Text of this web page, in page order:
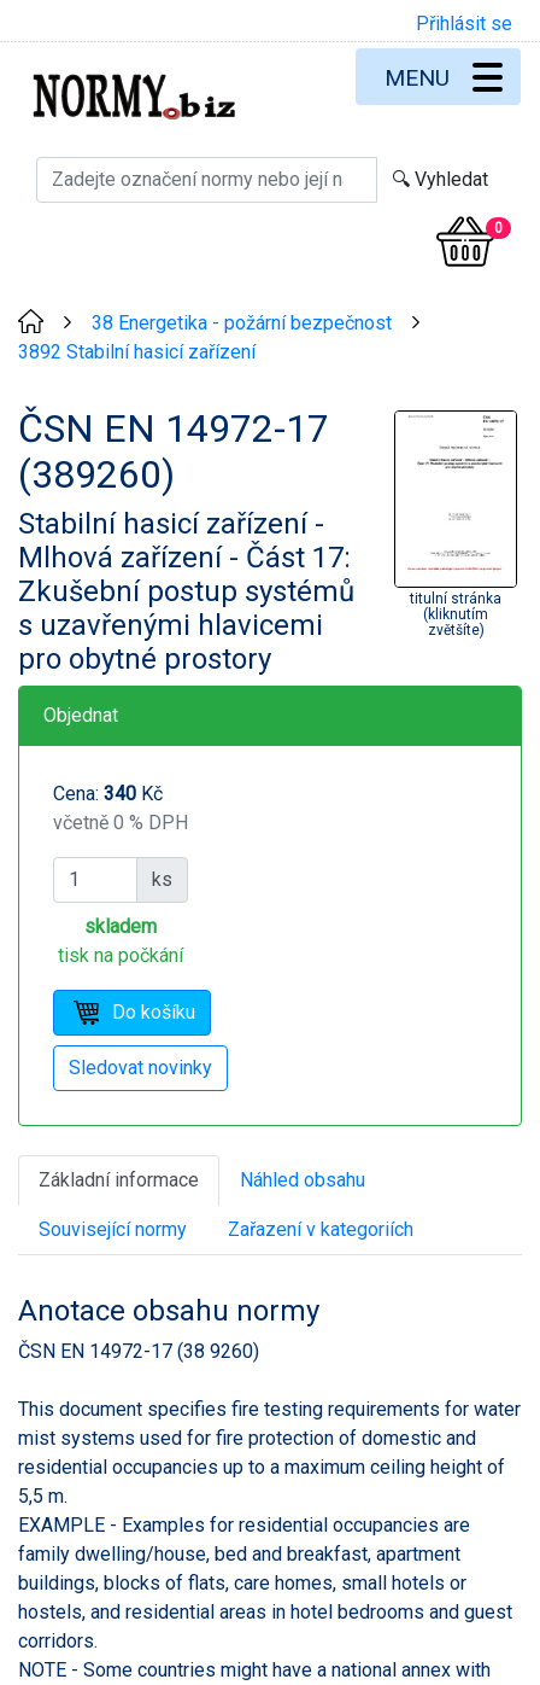
Přihlásit se
0
MENU
38 Energetika - požární bezpečnost
3892 Stabilní hasicí zařízení
ČSN EN 14972-17
(389260)
Stabilní hasicí zařízení -
Mlhová zařízení - Část 17:
Zkušební postup systémů
s uzavřenými hlavicemi
pro obytné prostory
titulní stránka
(kliknutím
zvětšíte)
Objednat
Cena: 340 Kč
včetně 0 % DPH
ks
skladem
tisk na počkání
Základní informace Náhled obsahu
Související normy Zařazení v kategoriích
Anotace obsahu normy
ČSN EN 14972-17 (38 9260)
This document specifies fire testing requirements for water
mist systems used for fire protection of domestic and
residential occupancies up to a maximum ceiling height of
5,5 m.
EXAMPLE - Examples for residential occupancies are
family dwelling/house, bed and breakfast, apartment
buildings, blocks of flats, care homes, small hotels or
hostels, and residential areas in hotel bedrooms and guest
corridors.
NOTE - Some countries might have a national annex with